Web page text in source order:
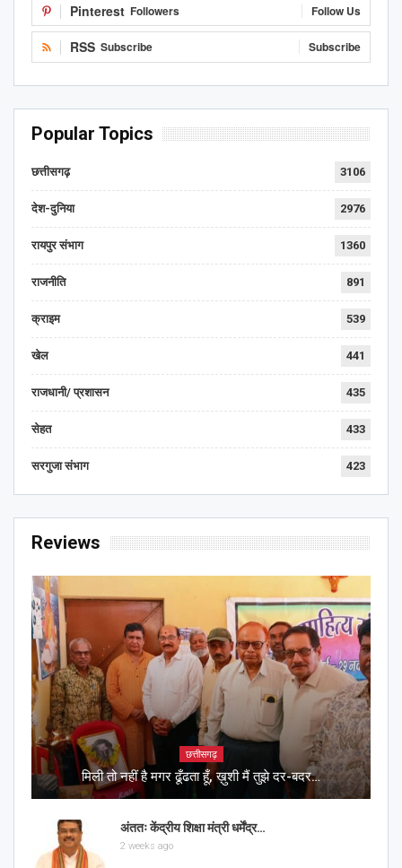
Pinterest Followers Follow Us
RSS Subscribe Subscribe
Popular Topics
छत्तीसगढ़ 3106
देश-दुनिया 2976
रायपुर संभाग 1360
राजनीति 891
क्राइम 539
खेल 441
राजधानी/ प्रशासन 435
सेहत 433
सरगुजा संभाग 423
Reviews
छत्तीसगढ़
मिली तो नहीं है मगर ढूँढता हूँ, ख़ुशी मैं तुझे दर-बदर…
अंततः केंद्रीय शिक्षा मंत्री धर्मेंद्र…
2 weeks ago